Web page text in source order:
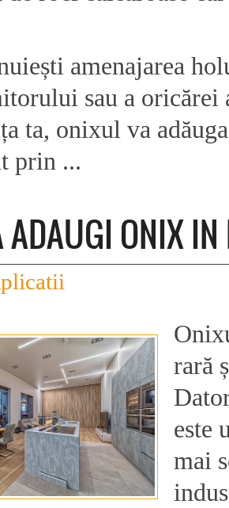
amenajarea
sau a oricărei
ta, onixul va
prin ...
ONIX IN
rară
este
mai